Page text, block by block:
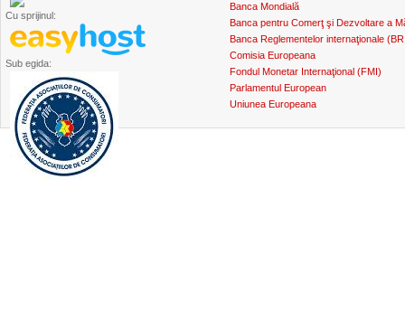
Cu sprijinul:
Sub egida:
Banca Mondială
Banca pentru Comerţ şi Dezvoltare a
Banca Reglementelor internaţionale
Comisia Europeana
Fondul Monetar Internaţional (FMI)
Parlamentul European
Uniunea Europeana